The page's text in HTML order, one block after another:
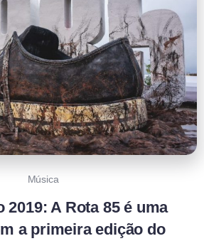
Música
2019: A Rota 85 é uma
a primeira edição do